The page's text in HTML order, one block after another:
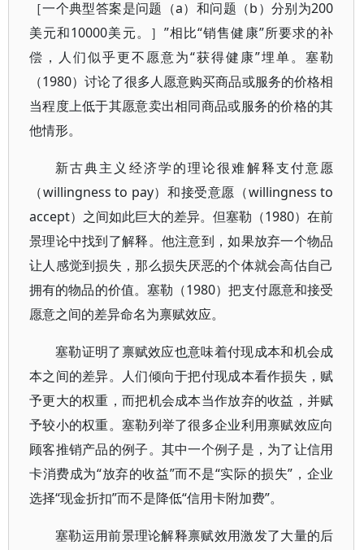
［一个典型答案是问题（a）和问题（b）分别为200
美元和10000美元。］”相比“销售健康”所要求的补
偿，人们似乎更不愿意为“获得健康”埋单。塞勒
（1980）讨论了很多人愿意购买商品或服务的价格相
当程度上低于其愿意卖出相同商品或服务的价格的其
他情形。
新古典主义经济学的理论很难解释支付意愿
（willingness to pay）和接受意愿（willingness to
accept）之间如此巨大的差异。但塞勒（1980）在前
景理论中找到了解释。他注意到，如果放弃一个物品
让人感觉到损失，那么损失厌恶的个体就会高估自己
拥有的物品的价值。塞勒（1980）把支付愿意和接受
愿意之间的差异命名为禀赋效应。
塞勒证明了禀赋效应也意味着付现成本和机会成
本之间的差异。人们倾向于把付现成本看作损失，赋
予更大的权重，而把机会成本当作放弃的收益，并赋
予较小的权重。塞勒列举了很多企业利用禀赋效应向
顾客推销产品的例子。其中一个例子是，为了让信用
卡消费成为“放弃的收益”而不是“实际的损失”，企业
选择“现金折扣”而不是降低“信用卡附加费”。
塞勒运用前景理论解释禀赋效用激发了大量的后